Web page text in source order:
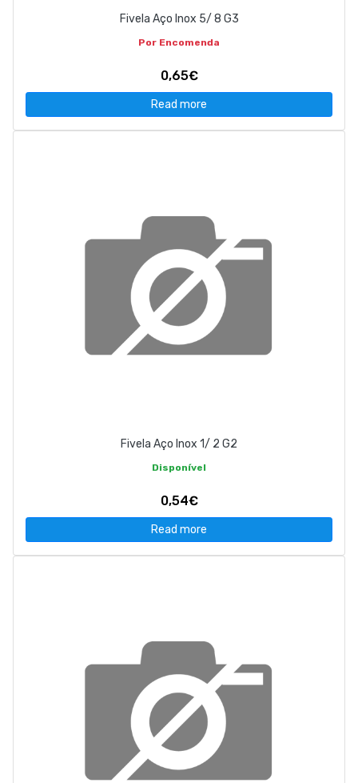
Fivela Aço Inox 5/ 8 G3
Por Encomenda
0,65€
Read more
Fivela Aço Inox 1/ 2 G2
Disponível
0,54€
Read more